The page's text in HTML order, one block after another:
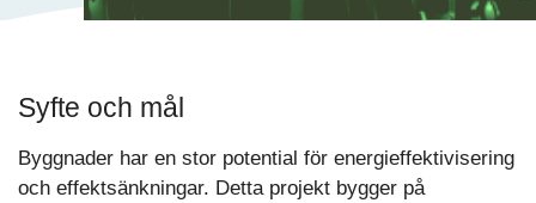
Syfte och mål
Byggnader har en stor potential för energieffektivisering
och effektsänkningar. Detta projekt bygger på